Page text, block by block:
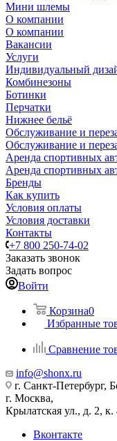
Мини шлемы
О компании
О компании
Вакансии
Услуги
Индивидуальный
Комбинезоны
Ботинки
Перчатки
Нижнее бельё
Обслуживание и
Обслуживание и
Аренда спортивных
Аренда спортивных
Бренды
Как купить
Условия оплаты
Условия доставки
Контакты
+7 800 250-74-02
Заказать звонок
Задать вопрос
Войти
Корзина0
Избранные
Сравнение
info@shonx.ru
г. Санкт-Петербург,
г. Москва,
Крылатская ул., д. 2, к.
Вконтакте